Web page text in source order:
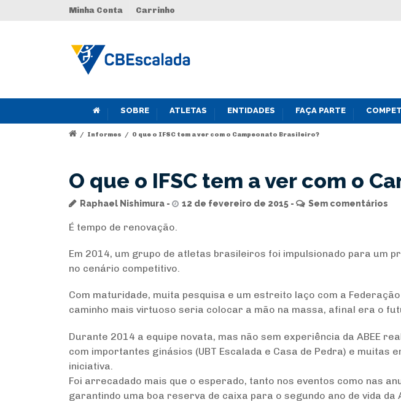
Minha Conta Carrinho
SOBRE ATLETAS ENTIDADES FAÇA PARTE
/ Informes / O que o IFSC tem a ver com o Campeonato Brasileiro?
O que o IFSC tem a ver com o
Raphael Nishimura 12 de fevereiro de 2015 Sem comentários
É tempo de renovação.
Em 2014, um grupo de atletas brasileiros foi impulsionado para um
no cenário competitivo.
Com maturidade, muita pesquisa e um estreito laço com a
caminho mais virtuoso seria colocar a mão na massa, afinal era o
Durante 2014 a equipe novata, mas não sem experiência da ABEE
com importantes ginásios (UBT Escalada e Casa de Pedra) e
iniciativa.
Foi arrecadado mais que o esperado, tanto nos eventos como nas
garantindo uma boa reserva de caixa para o segundo ano de vida da